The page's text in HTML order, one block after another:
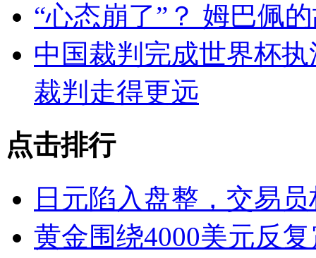
“心态崩了”？ 姆巴佩
中国裁判完成世界杯
裁判走得更远
点击排行
日元陷入盘整，交易
黄金围绕4000美元反